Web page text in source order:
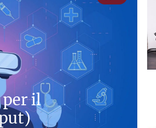
il